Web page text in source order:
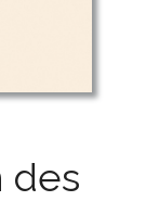
des